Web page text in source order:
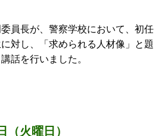
員長が、警察学校において、初任
対し、「求められる人材像」と題
話を行いました。
（火曜日）